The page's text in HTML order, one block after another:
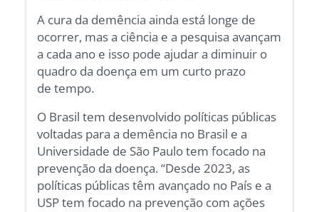
A cura da demência ainda está longe de
ocorrer, mas a ciência e a pesquisa avançam
a cada ano e isso pode ajudar a diminuir o
quadro da doença em um curto prazo
de tempo.
O Brasil tem desenvolvido políticas públicas
voltadas para a demência no Brasil e a
Universidade de São Paulo tem focado na
prevenção da doença. “Desde 2023, as
políticas públicas têm avançado no País e a
USP tem focado na prevenção com ações